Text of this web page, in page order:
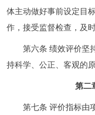
体主动做好事前设定目
作，接受监督检查，及
第六条 绩效评价坚持
持科学、公正、客观的原
第二
第七条 评价指标由项